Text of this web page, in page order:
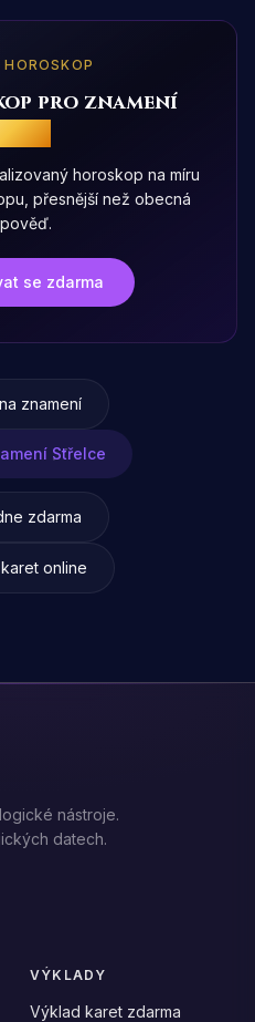
pro znamení
horoskop na míru
přesnější než obecná
se zdarma
znamení
Střelce
zdarma
online
nástroje.
datech.
VÝKLADY
Výklad karet zdarma